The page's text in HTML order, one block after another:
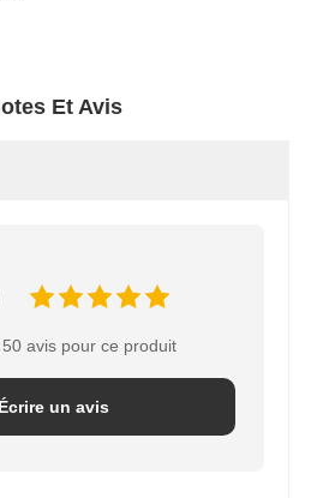
Et Avis
avis pour ce produit
Écrire un avis